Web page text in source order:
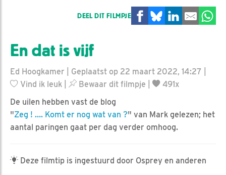
DEEL DIT FILMPJE
En dat is vijf
Ed Hoogkamer | Geplaatst op 22 maart 2022, 14:27 |
Vind ik leuk
Bewaar dit filmpje
491x
De uilen hebben vast de blog
"Zeg ! …. Komt er nog wat van ?" van Mark gelezen; het
aantal paringen gaat per dag verder omhoog.
Deze filmtip is ingestuurd door Osprey en anderen